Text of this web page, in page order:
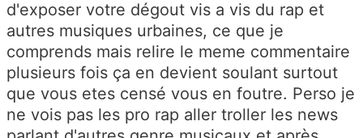
d'exposer votre dégout vis a vis du rap et
autres musiques urbaines, ce que je
comprends mais relire le meme commentaire
plusieurs fois ça en devient soulant surtout
que vous etes censé vous en foutre. Perso je
ne vois pas les pro rap aller troller les news